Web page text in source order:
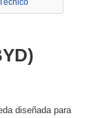
diseñada para